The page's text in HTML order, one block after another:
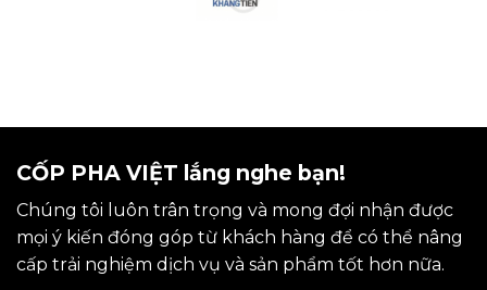
CỐP PHA VIỆT lắng nghe bạn!
Chúng tôi luôn trân trọng và mong đợi nhận được
mọi ý kiến đóng góp từ khách hàng để có thể nâng
cấp trải nghiệm dịch vụ và sản phẩm tốt hơn nữa.